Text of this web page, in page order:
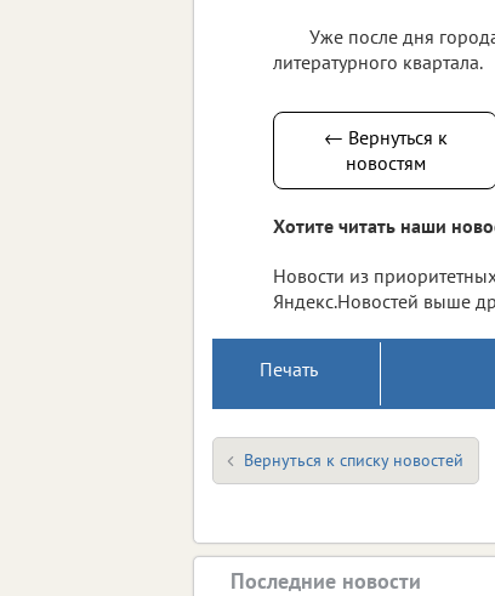
Уже после дня
литературного квартала.
← Вернуться к
новостям
Хотите читать наши
Новости из
Яндекс.Новостей выше
Печать
Вернуться к списку новостей
Последние новости